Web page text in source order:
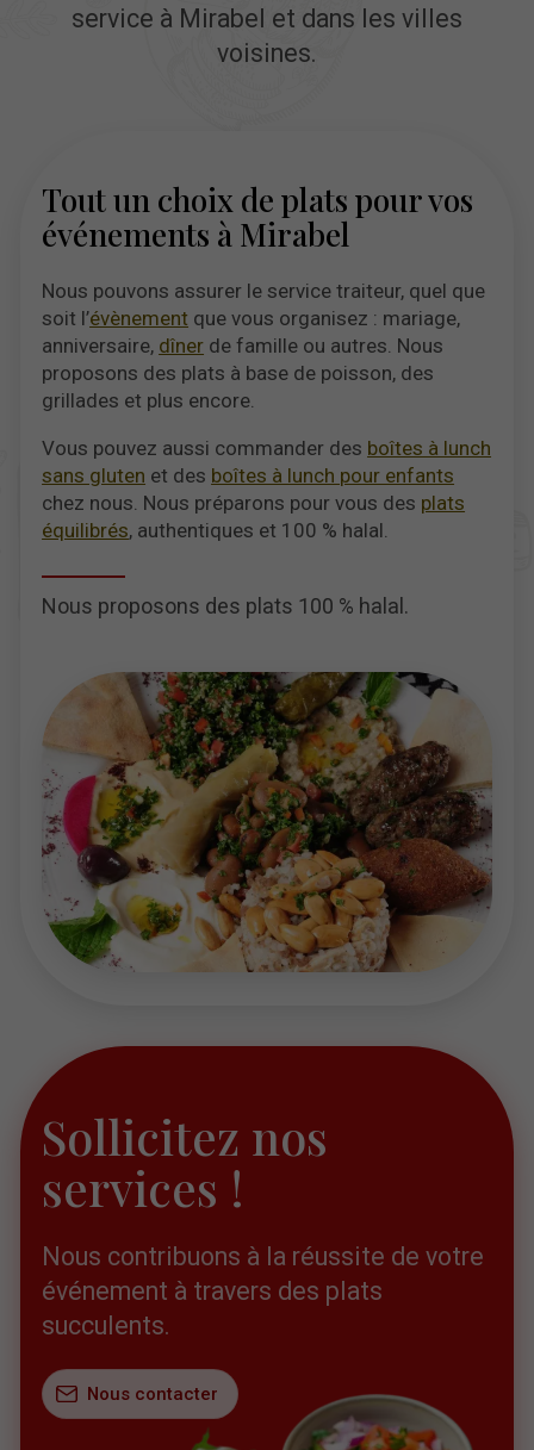
service à Mirabel et dans les villes
voisines.
Tout un choix de plats pour vos
événements à Mirabel
Nous pouvons assurer le service traiteur, quel que
soit l’évènement que vous organisez : mariage,
anniversaire, dîner de famille ou autres. Nous
proposons des plats à base de poisson, des
grillades et plus encore.
Vous pouvez aussi commander des boîtes à lunch
sans gluten et des boîtes à lunch pour enfants
chez nous. Nous préparons pour vous des plats
équilibrés, authentiques et 100 % halal.
Nous proposons des plats 100 % halal.
Sollicitez nos
services !
Nous contribuons à la réussite de votre
événement à travers des plats
succulents.
Nous contacter